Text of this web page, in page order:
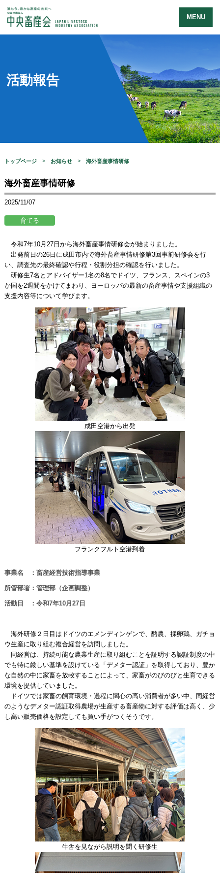
MENU
活動報告
トップページ お知らせ 海外畜産事情研修
海外畜産事情研修
2025/11/07
令和7年10月27日から海外畜産事情研修会が始まりました。
出発前日の26日に成田市内で海外畜産事情研修第3回事前研修会を行
い、調査先の最終確認や行程・役割分担の確認を行いました。
研修生7名とアドバイザー1名の8名でドイツ、フランス、スペインの3
か国を2週間をかけてまわり、ヨーロッパの最新の畜産事情や支援組織の
支援内容等について学びます。
成田空港から出発
フランクフルト空港到着
事業名 ：畜産経営技術指導事業
所管部署：管理部（企画調整）
活動日 ：令和7年10月27日
海外研修２日目はドイツのエメンディンゲンで、酪農、採卵鶏、ガチョ
ウ生産に取り組む複合経営を訪問しました。
同経営は、持続可能な農業生産に取り組むことを証明する認証制度の中
でも特に厳しい基準を設けている「デメター認証」を取得しており、豊か
な自然の中に家畜を放牧することによって、家畜がのびのびと生育できる
環境を提供していました。
ドイツでは家畜の飼育環境・過程に関心の高い消費者が多い中、同経営
のようなデメター認証取得農場が生産する畜産物に対する評価は高く、少
し高い販売価格を設定しても買い手がつくそうです。
牛舎を見ながら説明を聞く研修生